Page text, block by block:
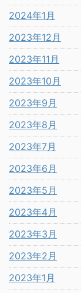
2024年1月
2023年12月
2023年11月
2023年10月
2023年9月
2023年8月
2023年7月
2023年6月
2023年5月
2023年4月
2023年3月
2023年2月
2023年1月